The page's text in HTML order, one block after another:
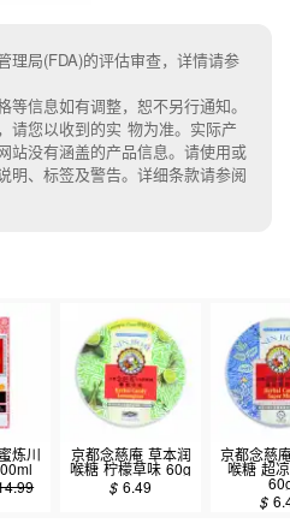
理局(FDA)的评估审查，详情请参
信息如有调整，恕不另行通知。
请您以收到的实 物为准。实际产
站没有涵盖的产品信息。请使用或
明、标签及警告。详细条款请参阅
炼川 京都念慈庵 草本润
喉糖 柠檬草味 60g
$6.49
京都念慈
喉糖 超
$